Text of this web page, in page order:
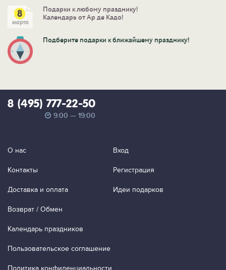
Подарки к любому празднику!
Календарь от Ар де Кадо!
Подберите подарки к ближайшему празднику!
8 (495) 777-22-50
9:00 — 19:00
О нас
Контакты
Доставка и оплата
Возврат / Обмен
Календарь праздников
Пользовательское соглашение
Политика конфиденциальности
Вход
Регистрация
Идеи подарков